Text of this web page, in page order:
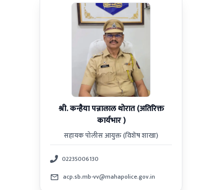
श्री. कन्हैया पन्नालाल थोरात (अतिरिक्त
कार्यभार )
सहायक पोलीस आयुक्त (विशेष शाखा)
02235006130
acp.sb.mb-vv@mahapolice.gov.in